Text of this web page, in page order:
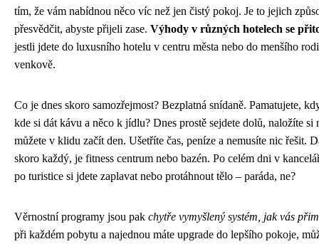
tím, že vám nabídnou něco víc než jen čistý pokoj. Je to jejich
přesvědčit, abyste přijeli zase. Výhody v různých hotelech se
jestli jdete do luxusního hotelu v centru města nebo do menšího
venkově.
Co je dnes skoro samozřejmost? Bezplatná snídaně. Pamatujete,
kde si dát kávu a něco k jídlu? Dnes prostě sejdete dolů, naložíte si
můžete v klidu začít den. Ušetříte čas, peníze a nemusíte nic řešit.
skoro každý, je fitness centrum nebo bazén. Po celém dni v
po turistice si jdete zaplavat nebo protáhnout tělo – paráda, ne?
Věrnostní programy jsou pak chytře vymyšlený systém, jak vás
při každém pobytu a najednou máte upgrade do lepšího pokoje,